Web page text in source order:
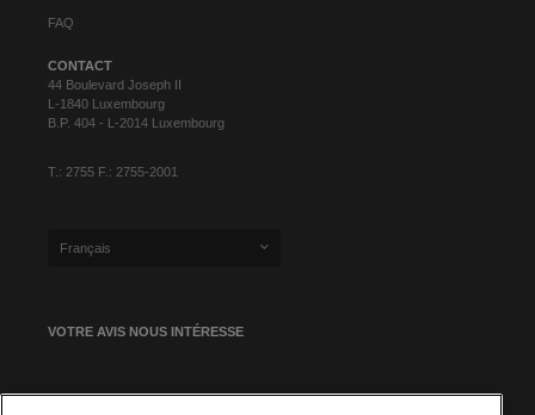
FAQ
CONTACT
44 Boulevard Joseph II
L-1840 Luxembourg
B.P. 404 - L-2014 Luxembourg
T.: 2755 F.: 2755-2001
Français
VOTRE AVIS NOUS INTÉRESSE